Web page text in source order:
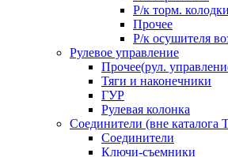
Р/к торм. колодки
Прочее
Р/к осушителя
Рулевое управление
Прочее(рул.
Тяги и наконечники
ГУР
Рулевая колонка
Соединители (вне каталога
Соединители
Ключи-cъемники